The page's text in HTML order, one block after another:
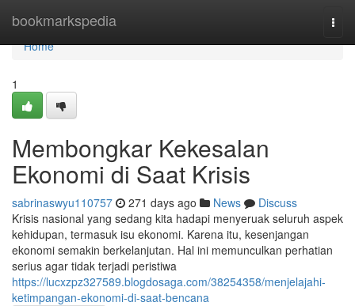
bookmarkspedia
Home
Home
1
Membongkar Kekesalan
Ekonomi di Saat Krisis
sabrinaswyu110757 271 days ago News
Discuss
Krisis nasional yang sedang kita hadapi menyeruak seluruh aspek
kehidupan, termasuk isu ekonomi. Karena itu, kesenjangan
ekonomi semakin berkelanjutan. Hal ini memunculkan perhatian
serius agar tidak terjadi peristiwa
https://lucxzpz327589.blogdosaga.com/38254358/menjelajahi-
ketimpangan-ekonomi-di-saat-bencana